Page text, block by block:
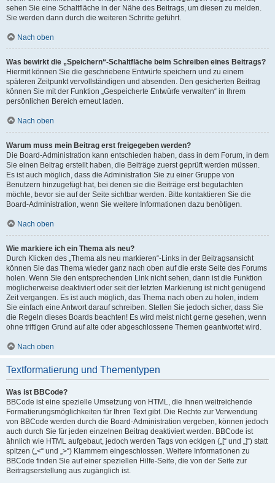
sehen Sie eine Schaltfläche in der Nähe des Beitrags, um diesen zu melden.
Sie werden dann durch die weiteren Schritte geführt.
Nach oben
Was bewirkt die „Speichern“-Schaltfläche beim Schreiben eines Beitrags?
Hiermit können Sie die geschriebene Entwürfe speichern und zu einem
späteren Zeitpunkt vervollständigen und absenden. Den gesicherten Beitrag
können Sie mit der Funktion „Gespeicherte Entwürfe verwalten“ in Ihrem
persönlichen Bereich erneut laden.
Nach oben
Warum muss mein Beitrag erst freigegeben werden?
Die Board-Administration kann entschieden haben, dass in dem Forum, in dem
Sie einen Beitrag erstellt haben, die Beiträge zuerst geprüft werden müssen.
Es ist auch möglich, dass die Administration Sie zu einer Gruppe von
Benutzern hinzugefügt hat, bei denen sie die Beiträge erst begutachten
möchte, bevor sie auf der Seite sichtbar werden. Bitte kontaktieren Sie die
Board-Administration, wenn Sie weitere Informationen dazu benötigen.
Nach oben
Wie markiere ich ein Thema als neu?
Durch Klicken des „Thema als neu markieren“-Links in der Beitragsansicht
können Sie das Thema wieder ganz nach oben auf die erste Seite des Forums
holen. Wenn Sie den entsprechenden Link nicht sehen, dann ist die Funktion
möglicherweise deaktiviert oder seit der letzten Markierung ist nicht genügend
Zeit vergangen. Es ist auch möglich, das Thema nach oben zu holen, indem
Sie einfach eine Antwort darauf schreiben. Stellen Sie jedoch sicher, dass Sie
die Regeln dieses Boards beachten! Es wird meist nicht gerne gesehen, wenn
ohne triftigen Grund auf alte oder abgeschlossene Themen geantwortet wird.
Nach oben
Textformatierung und Thementypen
Was ist BBCode?
BBCode ist eine spezielle Umsetzung von HTML, die Ihnen weitreichende
Formatierungsmöglichkeiten für Ihren Text gibt. Die Rechte zur Verwendung
von BBCode werden durch die Board-Administration vergeben, können jedoch
auch durch Sie für jeden einzelnen Beitrag deaktiviert werden. BBCode ist
ähnlich wie HTML aufgebaut, jedoch werden Tags von eckigen („[“ und „]“) statt
spitzen („<“ und „>“) Klammern eingeschlossen. Weitere Informationen zu
BBCode finden Sie auf einer speziellen Hilfe-Seite, die von der Seite zur
Beitragserstellung aus zugänglich ist.